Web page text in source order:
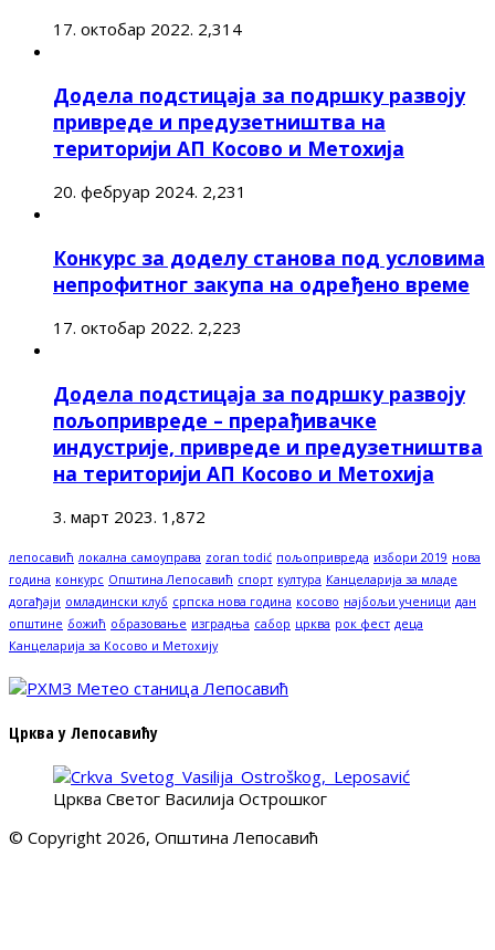
17. октобар 2022. 2,314
Додела подстицаја за подршку развоју
привреде и предузетништва на
територији АП Косово и Метохија
20. фебруар 2024. 2,231
Конкурс за доделу станова под условима
непрофитног закупа на одређено време
17. октобар 2022. 2,223
Додела подстицаја за подршку развоју
пољопривреде – прерађивачке
индустрије, привреде и предузетништва
на територији АП Косово и Метохија
3. март 2023. 1,872
лепосавић локална самоуправа zoran todić пољопривреда избори 2019 нова
година конкурс Општина Лепосавић спорт култура Канцеларија за младе
догађаји омладински клуб српска нова година косово најбољи ученици дан
општине божић образовање изградња сабор црква рок фест деца
Канцеларија за Косово и Метохију
Црква у Лепосавићу
Црква Светог Василија Острошког
© Copyright 2026, Општина Лепосавић